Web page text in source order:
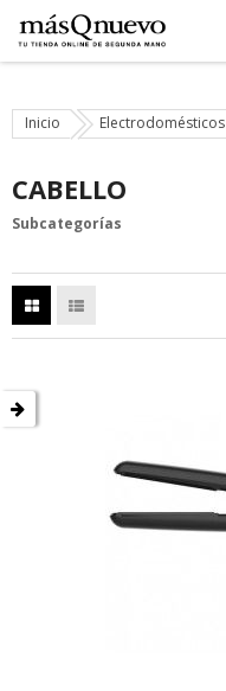
Inicio Electrodomésticos
CABELLO
Subcategorías